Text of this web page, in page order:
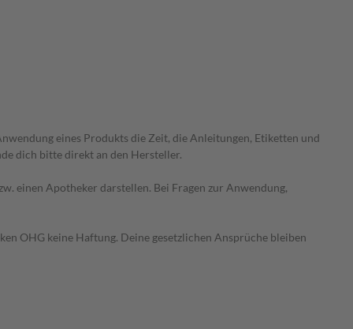
eines Produkts die Zeit, die Anleitungen, Etiketten und
dich bitte direkt an den Hersteller.
einen Apotheker darstellen. Bei Fragen zur Anwendung,
OHG keine Haftung. Deine gesetzlichen Ansprüche bleiben